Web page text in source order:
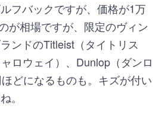
フバックですが、価格が1万
が相場ですが、限定のヴィン
ンドのTitleist（タイトリス
ロウェイ）、Dunlop（ダンロ
どになるものも。キズが付い
。